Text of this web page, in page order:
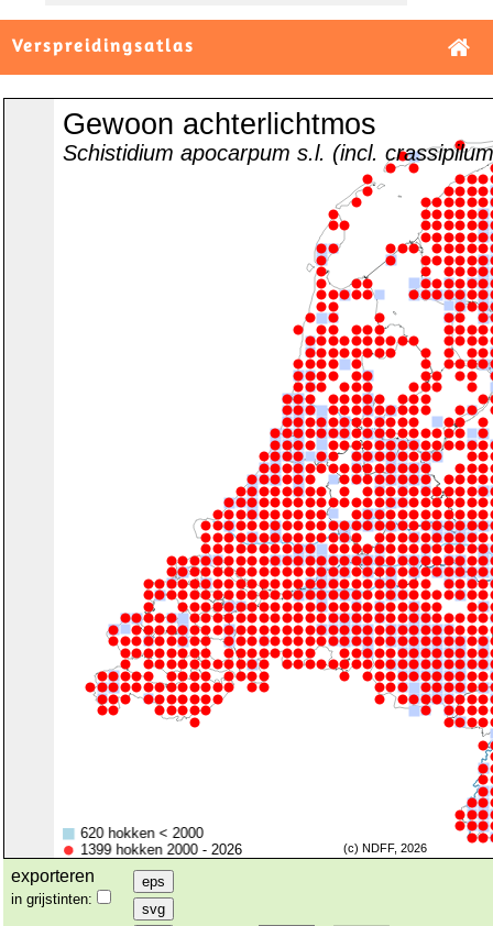
Verspreidingsatlas